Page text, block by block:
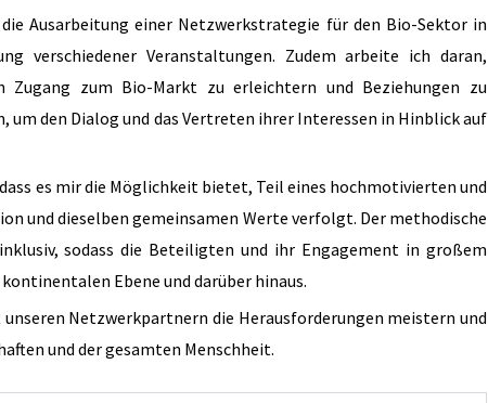
Ausarbeitung einer Netzwerkstrategie für den Bio-Sektor in
verschiedener Veranstaltungen. Zudem arbeite ich daran,
Zugang zum Bio-Markt zu erleichtern und Beziehungen zu
den Dialog und das Vertreten ihrer Interessen in Hinblick auf
es mir die Möglichkeit bietet, Teil eines hochmotivierten und
und dieselben gemeinsamen Werte verfolgt. Der methodische
sodass die Beteiligten und ihr Engagement in großem
Ebene und darüber hinaus.
Netzwerkpartnern die Herausforderungen meistern und
und der gesamten Menschheit.